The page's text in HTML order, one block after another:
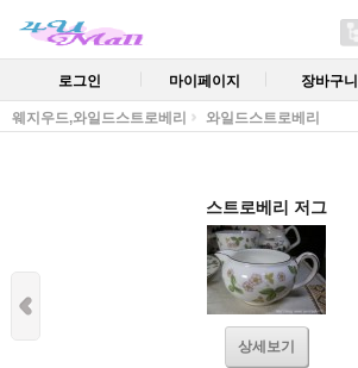
로그인 마이페이지 장바구니
웨지우드,와일드스트로베리 와일드스트로베리
스트로베리 저그
상세보기